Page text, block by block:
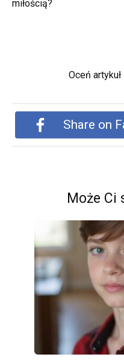
miłością?
Oceń artykuł
Share on
Może Ci